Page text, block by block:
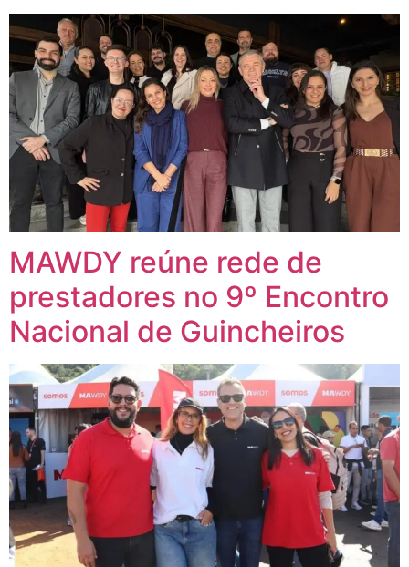
MAWDY reúne rede de
prestadores no 9º Encontro
Nacional de Guincheiros